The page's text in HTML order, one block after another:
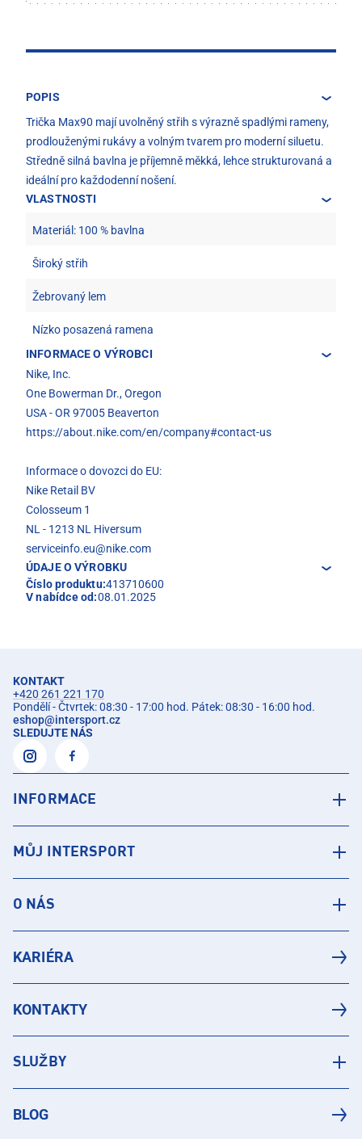
POPIS
Trička Max90 mají uvolněný střih s výrazně spadlými rameny,
prodlouženými rukávy a volným tvarem pro moderní siluetu.
Středně silná bavlna je příjemně měkká, lehce strukturovaná a
ideální pro každodenní nošení.
VLASTNOSTI
Materiál: 100 % bavlna
Široký střih
Žebrovaný lem
Nízko posazená ramena
INFORMACE O VÝROBCI
Nike, Inc.
One Bowerman Dr., Oregon
USA - OR 97005 Beaverton
https://about.nike.com/en/company#contact-us
Informace o dovozci do EU:
Nike Retail BV
Colosseum 1
NL - 1213 NL Hiversum
serviceinfo.eu@nike.com
ÚDAJE O VÝROBKU
Číslo produktu:413710600
V nabídce od:08.01.2025
KONTAKT
+420 261 221 170
Pondělí - Čtvrtek: 08:30 - 17:00 hod. Pátek: 08:30 - 16:00 hod.
eshop@intersport.cz
SLEDUJTE NÁS
INFORMACE
MŮJ INTERSPORT
O NÁS
KARIÉRA
KONTAKTY
SLUŽBY
BLOG